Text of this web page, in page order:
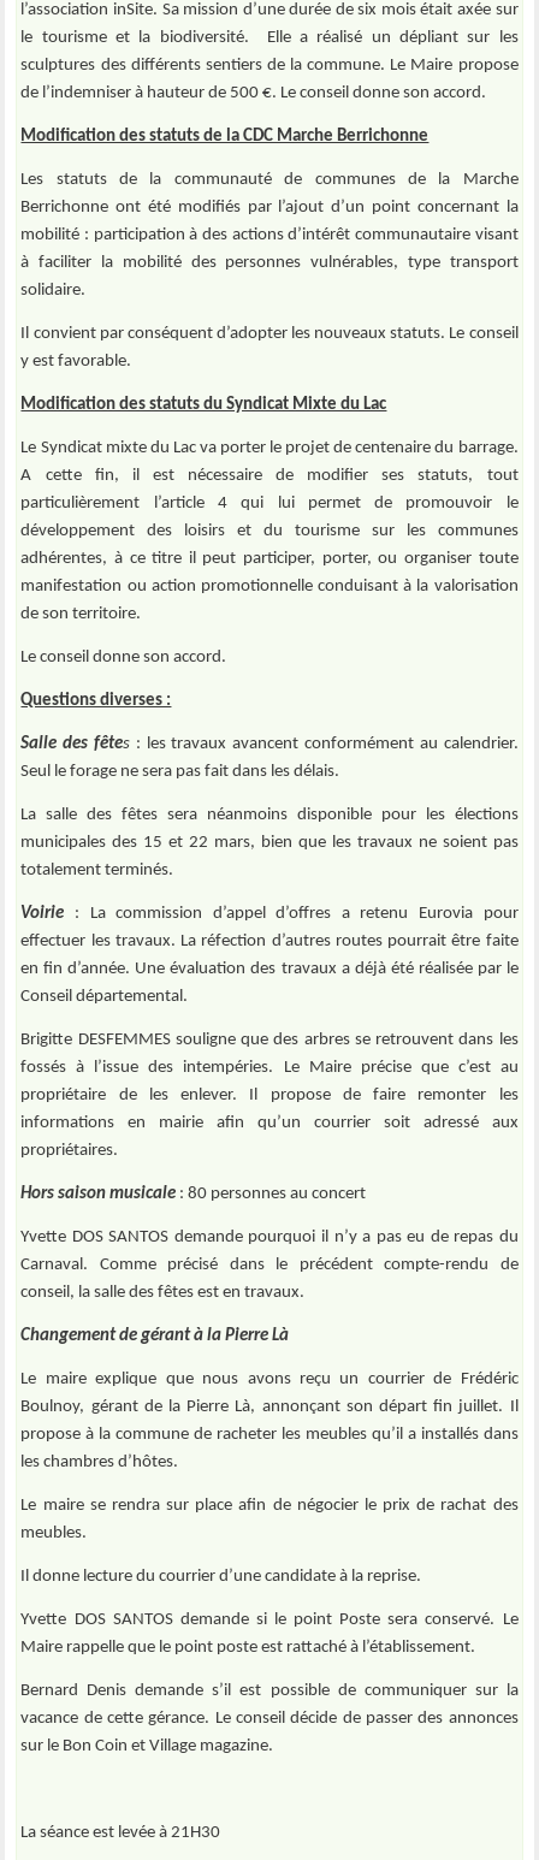
l’association inSite. Sa mission d’une durée de six mois était axée sur
le tourisme et la biodiversité. Elle a réalisé un dépliant sur les
sculptures des différents sentiers de la commune. Le Maire propose
de l’indemniser à hauteur de 500 €. Le conseil donne son accord.
Modification des statuts de la CDC Marche Berrichonne
Les statuts de la communauté de communes de la Marche
Berrichonne ont été modifiés par l’ajout d’un point concernant la
mobilité : participation à des actions d’intérêt communautaire visant
à faciliter la mobilité des personnes vulnérables, type transport
solidaire.
Il convient par conséquent d’adopter les nouveaux statuts. Le conseil
y est favorable.
Modification des statuts du Syndicat Mixte du Lac
Le Syndicat mixte du Lac va porter le projet de centenaire du barrage.
A cette fin, il est nécessaire de modifier ses statuts, tout
particulièrement l’article 4 qui lui permet de promouvoir le
développement des loisirs et du tourisme sur les communes
adhérentes, à ce titre il peut participer, porter, ou organiser toute
manifestation ou action promotionnelle conduisant à la valorisation
de son territoire.
Le conseil donne son accord.
Questions diverses :
Salle des fêtes : les travaux avancent conformément au calendrier.
Seul le forage ne sera pas fait dans les délais.
La salle des fêtes sera néanmoins disponible pour les élections
municipales des 15 et 22 mars, bien que les travaux ne soient pas
totalement terminés.
Voirie : La commission d’appel d’offres a retenu Eurovia pour
effectuer les travaux. La réfection d’autres routes pourrait être faite
en fin d’année. Une évaluation des travaux a déjà été réalisée par le
Conseil départemental.
Brigitte DESFEMMESsouligne que des arbres se retrouvent dans les
fossés à l’issue des intempéries. Le Maire précise que c’est au
propriétaire de les enlever. Il propose de faire remonter les
informations en mairie afin qu’un courrier soit adressé aux
propriétaires.
Hors saison musicale : 80 personnes au concert
Yvette DOS SANTOS demande pourquoi il n’y a pas eu de repas du
Carnaval. Comme précisé dans le précédent compte-rendu de
conseil, la salle des fêtes est en travaux.
Changement de gérant à la Pierre Là
Le maire explique que nous avons reçu un courrier de Frédéric
Boulnoy, gérant de la Pierre Là, annonçant son départ fin juillet. Il
propose à la commune de racheter les meubles qu’il a installés dans
les chambres d’hôtes.
Le maire se rendra sur place afin de négocier le prix de rachat des
meubles.
Il donne lecture du courrier d’une candidate à la reprise.
Yvette DOS SANTOS demande si le point Poste sera conservé. Le
Maire rappelle que le point poste est rattaché à l’établissement.
Bernard Denis demande s’il est possible de communiquer sur la
vacance de cette gérance. Le conseil décide de passer des annonces
sur le Bon Coin et Village magazine.
La séance est levée à 21H30